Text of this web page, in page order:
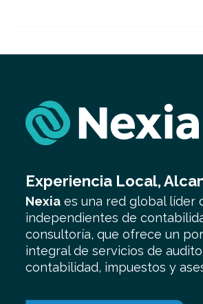
Experiencia Local,
Nexia es una red global líder
independientes de
consultoría, que ofrece un
integral de servicios de
contabilidad, impuestos y